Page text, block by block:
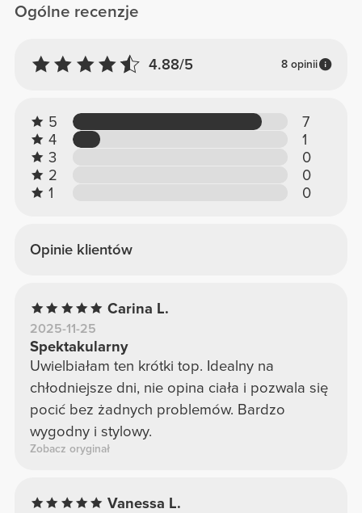
Ogólne recenzje
4.88/5 8 opinii
5
7
4
1
3
0
2
0
1
0
Opinie klientów
Carina L.
2025-11-25
Spektakularny
Uwielbiałam ten krótki top. Idealny na
chłodniejsze dni, nie opina ciała i pozwala się
pocić bez żadnych problemów. Bardzo
wygodny i stylowy.
Zobacz oryginał
Vanessa L.